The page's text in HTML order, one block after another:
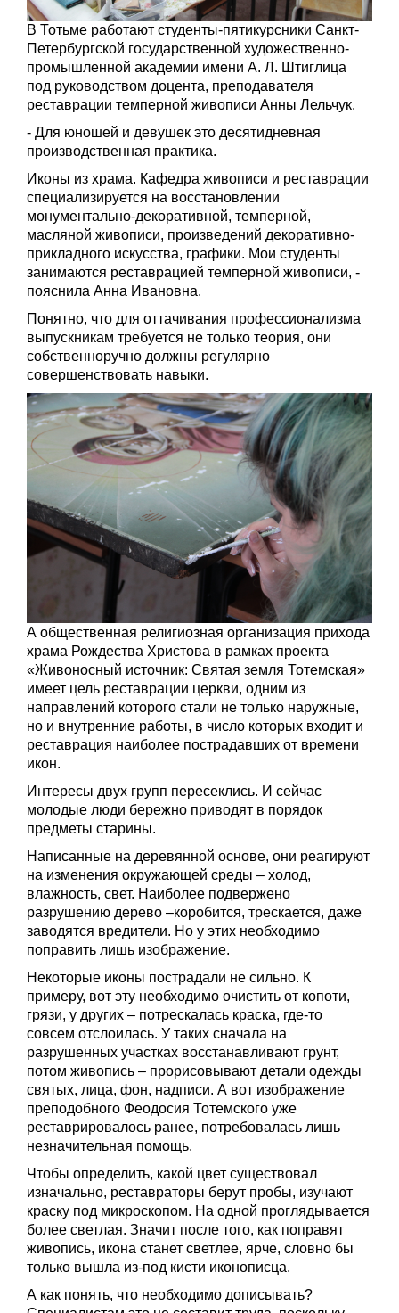
В Тотьме работают студенты-пятикурсники Санкт-
Петербургской государственной художественно-
промышленной академии имени А. Л. Штиглица
под руководством доцента, преподавателя
реставрации темперной живописи Анны Лельчук.
- Для юношей и девушек это десятидневная
производственная практика.
Иконы из храма. Кафедра живописи и реставрации
специализируется на восстановлении
монументально-декоративной, темперной,
масляной живописи, произведений декоративно-
прикладного искусства, графики. Мои студенты
занимаются реставрацией темперной живописи, -
пояснила Анна Ивановна.
Понятно, что для оттачивания профессионализма
выпускникам требуется не только теория, они
собственноручно должны регулярно
совершенствовать навыки.
А общественная религиозная организация прихода
храма Рождества Христова в рамках проекта
«Живоносный источник: Святая земля Тотемская»
имеет цель реставрации церкви, одним из
направлений которого стали не только наружные,
но и внутренние работы, в число которых входит и
реставрация наиболее пострадавших от времени
икон.
Интересы двух групп пересеклись. И сейчас
молодые люди бережно приводят в порядок
предметы старины.
Написанные на деревянной основе, они реагируют
на изменения окружающей среды – холод,
влажность, свет. Наиболее подвержено
разрушению дерево –коробится, трескается, даже
заводятся вредители. Но у этих необходимо
поправить лишь изображение.
Некоторые иконы пострадали не сильно. К
примеру, вот эту необходимо очистить от копоти,
грязи, у других – потрескалась краска, где-то
совсем отслоилась. У таких сначала на
разрушенных участках восстанавливают грунт,
потом живопись – прорисовывают детали одежды
святых, лица, фон, надписи. А вот изображение
преподобного Феодосия Тотемского уже
реставрировалось ранее, потребовалась лишь
незначительная помощь.
Чтобы определить, какой цвет существовал
изначально, реставраторы берут пробы, изучают
краску под микроскопом. На одной проглядывается
более светлая. Значит после того, как поправят
живопись, икона станет светлее, ярче, словно бы
только вышла из-под кисти иконописца.
А как понять, что необходимо дописывать?